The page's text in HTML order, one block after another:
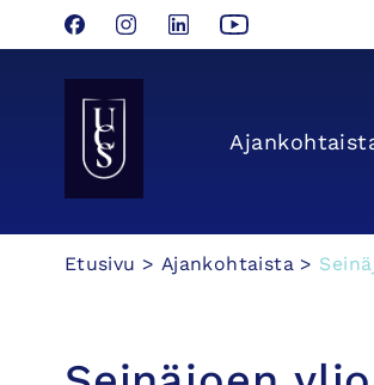
Hyppää
sisältöön
FacebookInstagram
LinkedInYouTube
Seinäjoen Yliopistokeskus UCSin etusivulle
Etusivu > Ajankohtaista >